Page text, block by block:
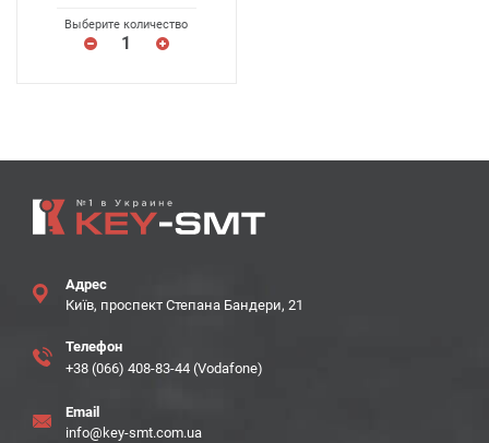
Выберите количество
Адрес
Київ, проспект Степана Бандери, 21
Телефон
+38 (066) 408-83-44 (Vodafone)
Email
info@key-smt.com.ua